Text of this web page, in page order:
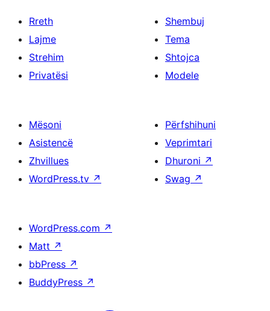
Rreth
Lajme
Strehim
Privatësi
Shembuj
Tema
Shtojca
Modele
Mësoni
Asistencë
Zhvillues
WordPress.tv ↗
Përfshihuni
Veprimtari
Dhuroni ↗
Swag ↗
WordPress.com ↗
Matt ↗
bbPress ↗
BuddyPress ↗